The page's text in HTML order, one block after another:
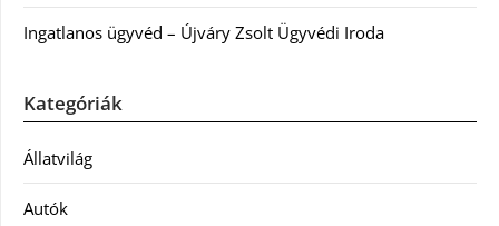
Ingatlanos ügyvéd – Újváry Zsolt Ügyvédi Iroda
Kategóriák
Állatvilág
Autók